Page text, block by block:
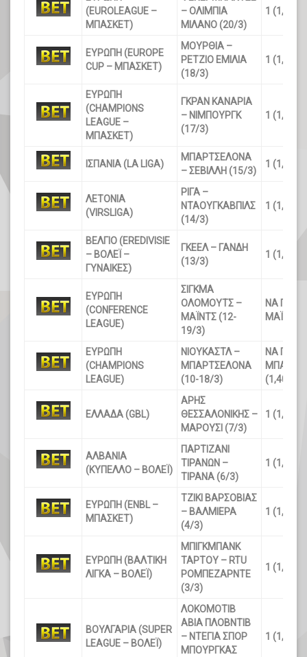
(EUROLEAGUE –
ΜΠΑΣΚΕΤ)
– ΟΛΙΜΠΙΑ
ΜΙΛΑΝΟ (20/3)
1 (1,36)
ΕΥΡΩΠΗ (EUROPE
CUP – ΜΠΑΣΚΕΤ)
ΜΟΥΡΘΙΑ –
ΡΕΤΖΙΟ ΕΜΙΛΙΑ
(18/3)
1 (1,30)
ΕΥΡΩΠΗ
(CHAMPIONS
LEAGUE –
ΜΠΑΣΚΕΤ)
ΓΚΡΑΝ ΚΑΝΑΡΙΑ
– ΝΙΜΠΟΥΡΓΚ
(17/3)
1 (1,22)
ΙΣΠΑΝΙΑ (LA LIGA)
ΜΠΑΡΤΣΕΛΟΝΑ
– ΣΕΒΙΛΛΗ (15/3)
1 (1,31)
ΛΕΤΟΝΙΑ
(VIRSLIGA)
ΡΙΓΑ –
ΝΤΑΟΥΓΚΑΒΠΙΛΣ
(14/3)
1 (1,18)
ΒΕΛΓΙΟ (EREDIVISIE
– ΒΟΛΕΪ –
ΓΥΝΑΙΚΕΣ)
ΓΚΕΕΛ – ΓΑΝΔΗ
(13/3)
1 (1,40)
ΕΥΡΩΠΗ
(CONFERENCE
LEAGUE)
ΣΙΓΚΜΑ
ΟΛΟΜΟΥΤΣ –
ΜΑΪΝΤΣ (12-
19/3)
ΝΑ
ΜΑΪΝΤΣ
ΕΥΡΩΠΗ
(CHAMPIONS
LEAGUE)
ΝΙΟΥΚΑΣΤΛ –
ΜΠΑΡΤΣΕΛΟΝΑ
(10-18/3)
ΝΑ
(1,40)
ΕΛΛΑΔΑ (GBL)
ΑΡΗΣ
ΘΕΣΣΑΛΟΝΙΚΗΣ –
ΜΑΡΟΥΣΙ (7/3)
1 (1,28)
ΑΛΒΑΝΙΑ
(ΚΥΠΕΛΛΟ – ΒΟΛΕΪ)
ΠΑΡΤΙΖΑΝΙ
ΤΙΡΑΝΩΝ –
ΤΙΡΑΝΑ (6/3)
1 (1,30
ΕΥΡΩΠΗ (ENBL –
ΜΠΑΣΚΕΤ)
ΤΖΙΚΙ ΒΑΡΣΟΒΙΑΣ
– ΒΑΛΜΙΕΡΑ
(4/3)
1 (1,26)
ΕΥΡΩΠΗ (ΒΑΛΤΙΚΗ
ΛΙΓΚΑ – ΒΟΛΕΪ)
ΜΠΙΓΚΜΠΑΝΚ
ΤΑΡΤΟΥ – RTU
ΡΟΜΠΕΖΑΡΝΤΕ
(3/3)
1 (1,36)
ΒΟΥΛΓΑΡΙΑ (SUPER
LEAGUE – ΒΟΛΕΪ)
ΛΟΚΟΜΟΤΙΒ
ΑΒΙΑ ΠΛΟΒΝΤΙΒ
– ΝΤΕΓΙΑ ΣΠΟΡ
ΜΠΟΥΡΓΚΑΣ
1 (1,22)